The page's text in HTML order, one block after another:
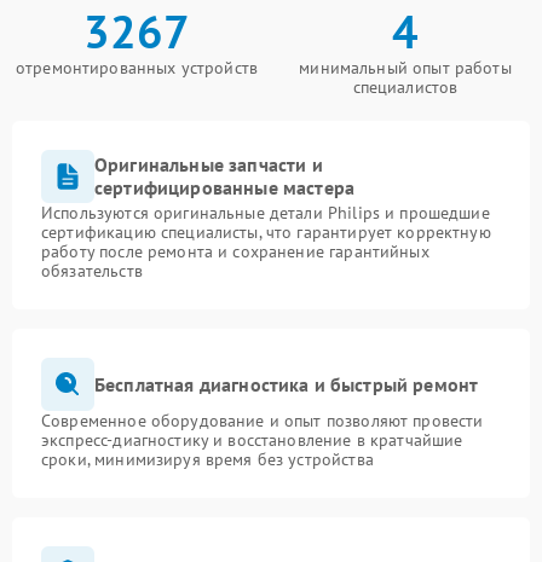
3267
отремонтированных устройств
4
минимальный опыт работы
специалистов
Оригинальные запчасти и
сертифицированные мастера
Используются оригинальные детали Philips и прошедшие
сертификацию специалисты, что гарантирует корректную
работу после ремонта и сохранение гарантийных
обязательств
Бесплатная диагностика и быстрый ремонт
Современное оборудование и опыт позволяют провести
экспресс-диагностику и восстановление в кратчайшие
сроки, минимизируя время без устройства